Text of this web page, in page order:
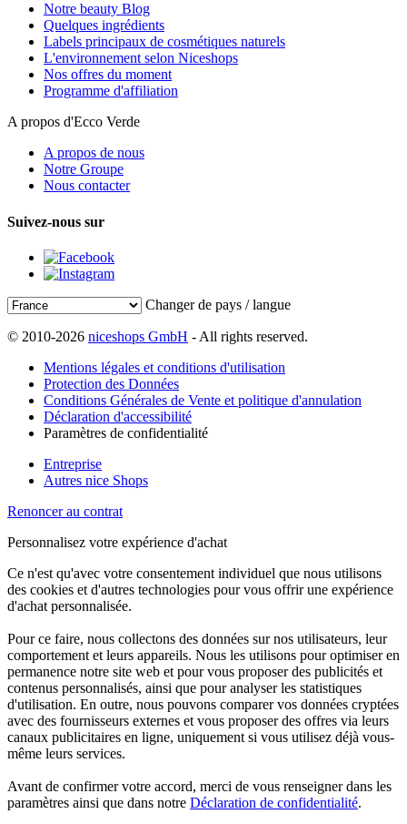
Notre beauty Blog
Quelques ingrédients
Labels principaux de cosmétiques naturels
L'environnement selon Niceshops
Nos offres du moment
Programme d'affiliation
A propos d'Ecco Verde
A propos de nous
Notre Groupe
Nous contacter
Suivez-nous sur
Changer de pays / langue
© 2010-2026 niceshops GmbH - All rights reserved.
Mentions légales et conditions d'utilisation
Protection des Données
Conditions Générales de Vente et politique d'annulation
Déclaration d'accessibilité
Paramètres de confidentialité
Entreprise
Autres nice Shops
Renoncer au contrat
Personnalisez votre expérience d'achat
Ce n'est qu'avec votre consentement individuel que nous utilisons
des cookies et d'autres technologies pour vous offrir une expérience
d'achat personnalisée.
Pour ce faire, nous collectons des données sur nos utilisateurs, leur
comportement et leurs appareils. Nous les utilisons pour optimiser en
permanence notre site web et pour vous proposer des publicités et
contenus personnalisés, ainsi que pour analyser les statistiques
d'utilisation. En outre, nous pouvons comparer vos données cryptées
avec des fournisseurs externes et vous proposer des offres via leurs
canaux publicitaires en ligne, uniquement si vous utilisez déjà vous-
même leurs services.
Avant de confirmer votre accord, merci de vous renseigner dans les
paramètres ainsi que dans notre Déclaration de confidentialité.